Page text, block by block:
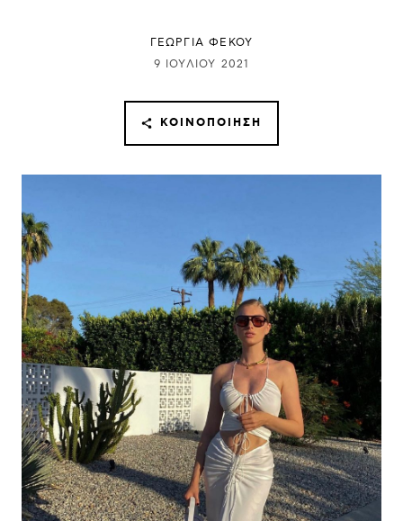
ΓΕΩΡΓΙΑ ΦΕΚΟΥ
9 ΙΟΥΛΊΟΥ 2021
ΚΟΙΝΟΠΟΊΗΣΗ